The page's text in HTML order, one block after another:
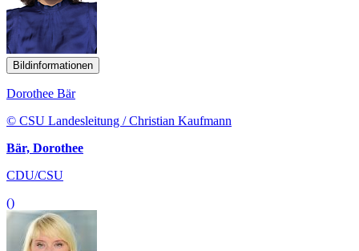
Bildinformationen
Dorothee Bär
© CSU Landesleitung / Christian Kaufmann
Bär, Dorothee
CDU/CSU
()